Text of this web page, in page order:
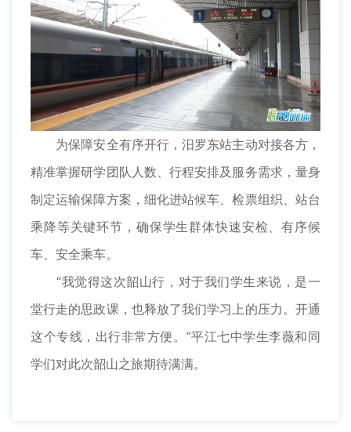
为保障安全有序开行，汨罗东站主动对接各方，
精准掌握研学团队人数、行程安排及服务需求，量身
制定运输保障方案，细化进站候车、检票组织、站台
乘降等关键环节，确保学生群体快速安检、有序候
车、安全乘车。
“我觉得这次韶山行，对于我们学生来说，是一
堂行走的思政课，也释放了我们学习上的压力。开通
这个专线，出行非常方便。”平江七中学生李薇和同
学们对此次韶山之旅期待满满。